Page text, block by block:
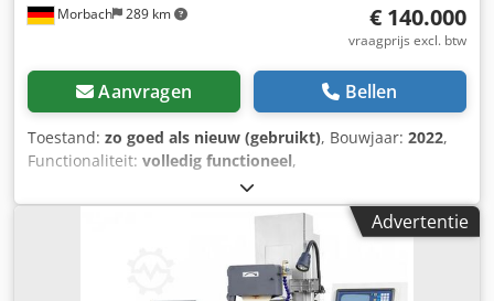
Morbach 289 km € 140.000
vraagprijs excl. btw
Aanvragen Bellen
Toestand: zo goed als nieuw (gebruikt), Bouwjaar: 2022,
Functionaliteit: volledig functioneel,
010/Q
draagtassenmachine, gebouwd door het Italiaanse bedrijf
GAPS. Rolbreedte: 670-1670 mm Rolldiameter: 1200 mm
Kern diameter rol: 76 mm Gramgewicht: 90-140 g/m²
Tasbreedte: 240-540 mm Snijlengte met handvat: 380-670
Advertentie